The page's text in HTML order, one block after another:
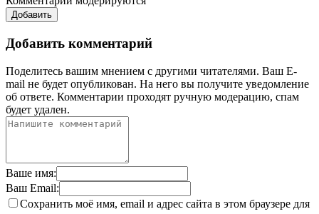
Добавить
Добавить комментарий
Поделитесь вашим мнением с другими читателями. Ваш E-
mail не будет опубликован. На него вы получите уведомление
об ответе. Комментарии проходят ручную модерацию, спам
будет удален.
Ваше имя:
Ваш Email:
Сохранить моё имя, email и адрес сайта в этом браузере для